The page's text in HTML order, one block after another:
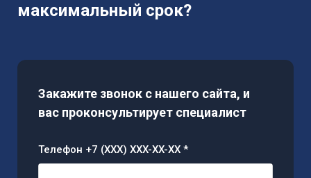
максимальный срок?
Закажите звонок с нашего сайта, и
вас проконсультирует специалист
Телефон +7 (XXX) XXX-XX-XX *